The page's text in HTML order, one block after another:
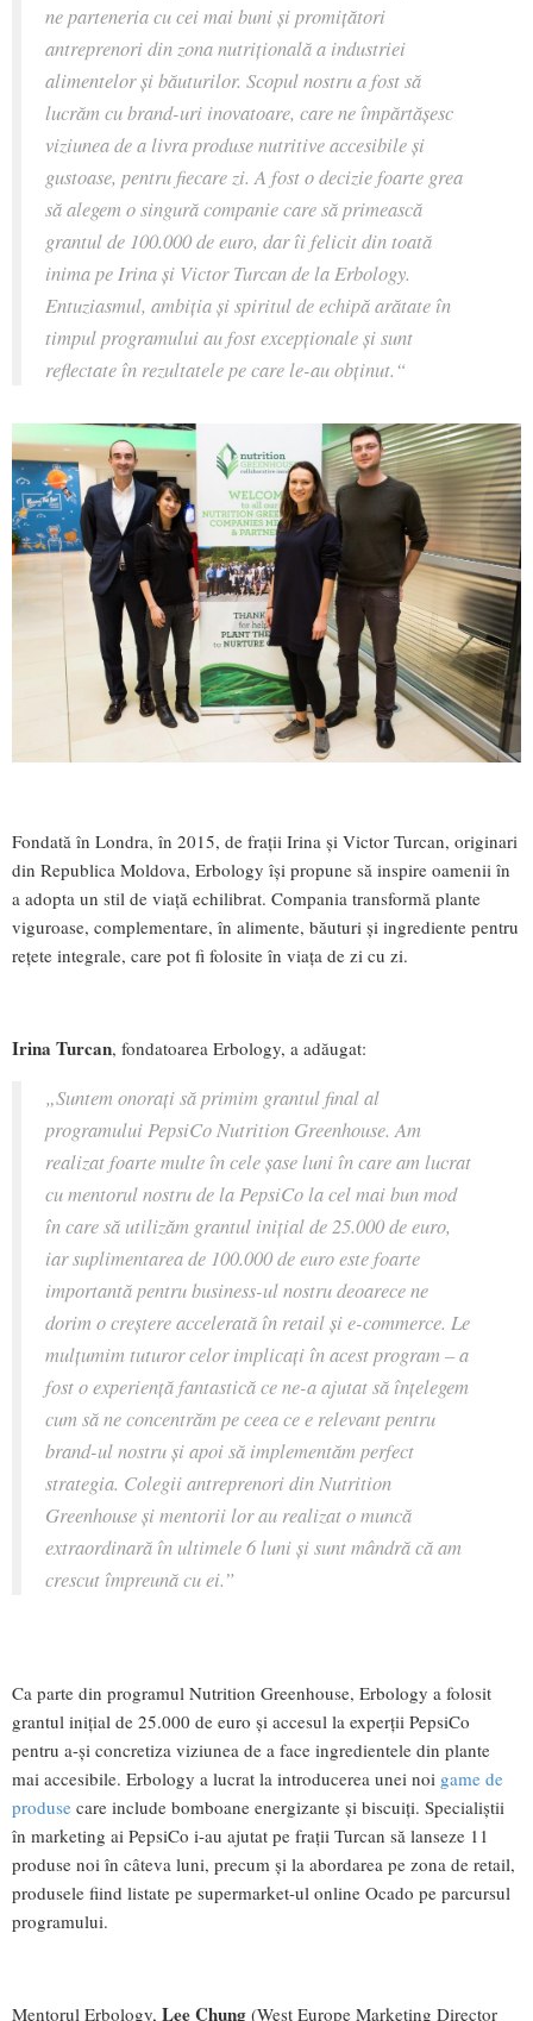
ne parteneria cu cei mai buni şi promiţători
antreprenori din zona nutriţională a industriei
alimentelor şi băuturilor. Scopul nostru a fost să
lucrăm cu brand-uri inovatoare, care ne împărtăşesc
viziunea de a livra produse nutritive accesibile şi
gustoase, pentru fiecare zi. A fost o decizie foarte grea
să alegem o singură companie care să primească
grantul de 100.000 de euro, dar îi felicit din toată
inima pe Irina şi Victor Turcan de la Erbology.
Entuziasmul, ambiţia şi spiritul de echipă arătate în
timpul programului au fost excepţionale şi sunt
reflectate în rezultatele pe care le-au obţinut.“
Fondată în Londra, în 2015, de fraţii Irina şi Victor Turcan, originari
din Republica Moldova, Erbology îşi propune să inspire oamenii în
a adopta un stil de viaţă echilibrat. Compania transformă plante
viguroase, complementare, în alimente, băuturi şi ingrediente pentru
reţete integrale, care pot fi folosite în viaţa de zi cu zi.
Irina Turcan, fondatoarea Erbology, a adăugat:
„Suntem onoraţi să primim grantul final al
programului PepsiCo Nutrition Greenhouse. Am
realizat foarte multe în cele şase luni în care am lucrat
cu mentorul nostru de la PepsiCo la cel mai bun mod
în care să utilizăm grantul iniţial de 25.000 de euro,
iar suplimentarea de 100.000 de euro este foarte
importantă pentru business-ul nostru deoarece ne
dorim o creştere accelerată în retail şi e-commerce. Le
mulţumim tuturor celor implicaţi în acest program – a
fost o experienţă fantastică ce ne-a ajutat să înţelegem
cum să ne concentrăm pe ceea ce e relevant pentru
brand-ul nostru şi apoi să implementăm perfect
strategia. Colegii antreprenori din Nutrition
Greenhouse şi mentorii lor au realizat o muncă
extraordinară în ultimele 6 luni şi sunt mândră că am
crescut împreună cu ei.”
Ca parte din programul Nutrition Greenhouse, Erbology a folosit
grantul iniţial de 25.000 de euro şi accesul la experţii PepsiCo
pentru a-şi concretiza viziunea de a face ingredientele din plante
mai accesibile. Erbology a lucrat la introducerea unei noi game de
produse care include bomboane energizante şi biscuiţi. Specialiștii
în marketing ai PepsiCo i-au ajutat pe frații Turcan să lanseze 11
produse noi în câteva luni, precum și la abordarea pe zona de retail,
produsele fiind listate pe supermarket-ul online Ocado pe parcursul
programului.
Mentorul Erbology, Lee Chung (West Europe Marketing Director